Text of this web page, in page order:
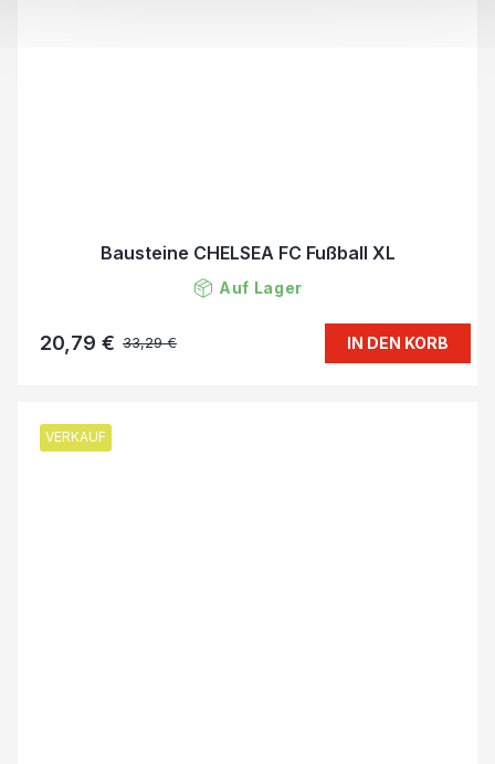
Bausteine CHELSEA FC Fußball XL
Auf Lager
33,29 €
20,79 € IN DEN KORB
VERKAUF